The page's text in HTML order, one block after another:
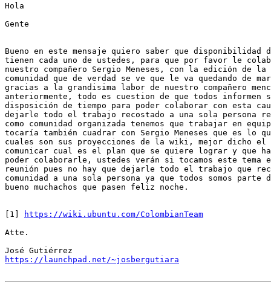
Hola
Gente
Bueno en este mensaje quiero saber que disponibilidad
tienen cada uno de ustedes, para que por favor le
nuestro compañero Sergio Meneses, con la edición de
comunidad que de verdad se ve que le va quedando de
gracias a la grandisima labor de nuestro compañero
anteriormente, todo es cuestion de que todos
disposición de tiempo para poder colaborar con esta
dejarle todo el trabajo recostado a una sola persona
como comunidad organizada tenemos que trabajar en
tocaría también cuadrar con Sergio Meneses que es lo
cuales son sus proyecciones de la wiki, mejor dicho el
comunicar cual es el plan que se quiere lograr y que
poder colaborarle, ustedes verán si tocamos este tema
reunión pues no hay que dejarle todo el trabajo que
comunidad a una sola persona ya que todos somos parte
bueno muchachos que pasen feliz noche.
[1]
https://wiki.ubuntu.com/ColombianTeam
Atte.
https://launchpad.net/~josbergutiara